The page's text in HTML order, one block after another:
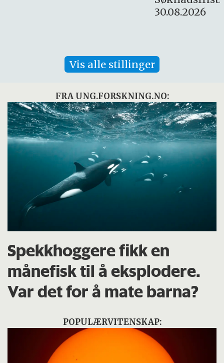
Vis alle stillinger
FRA UNG.FORSKNING.NO:
Spekkhoggere fikk en
månefisk til å eksplodere.
Var det for å mate barna?
POPULÆRVITENSKAP: